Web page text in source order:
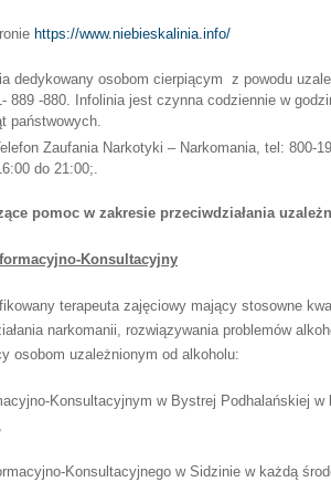
https://www.niebieskalinia.info/
dedykowany osobom cierpiącym z powodu
889 -880. Infolinia jest czynna codziennie w
państwowych.
Zaufania Narkotyki – Narkomania, tel: 800-
do 21:00;.
pomoc w zakresie przeciwdziałania
Konsultacyjny
terapeuta zajęciowy mający stosowne
narkomanii, rozwiązywania problemów
osobom uzależnionym od alkoholu:
Konsultacyjnym w Bystrej Podhalańskiej
Konsultacyjnego w Sidzinie w każdą